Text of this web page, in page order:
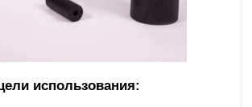
использования: